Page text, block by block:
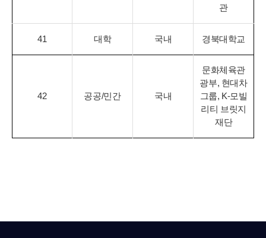
관
41 대학 국내 경북대학교
42 공공/민간 국내
문화체육관
광부, 현대차
그룹, K-모빌
리티 브릿지
재단